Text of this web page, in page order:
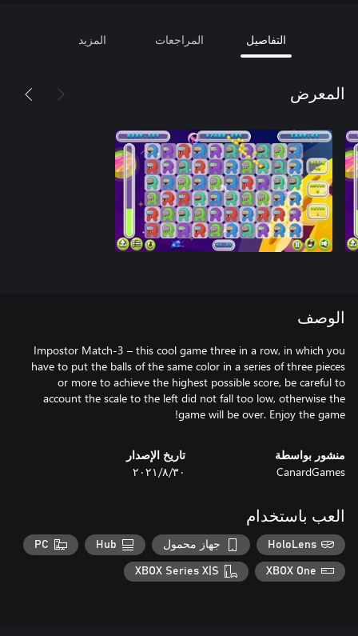
التفاصيل المراجعات المزيد
المعرض
الوصف
Impostor Match-3 – this cool game three in a row, in which you
have to put the balls of the same color in a series of three pieces
or more to achieve the highest possible score, be careful to
account the scale to the left did not fall too low, otherwise the
game will be over. Enjoy the game!
منشور بواسطة
CanardGames
تاريخ الإصدار
٣٠‏/٨‏/٢٠٢١
العب باستخدام
HoloLens جهاز محمول Hub
PC
XBOX One
XBOX Series X|S